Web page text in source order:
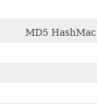
MD5 HashMac